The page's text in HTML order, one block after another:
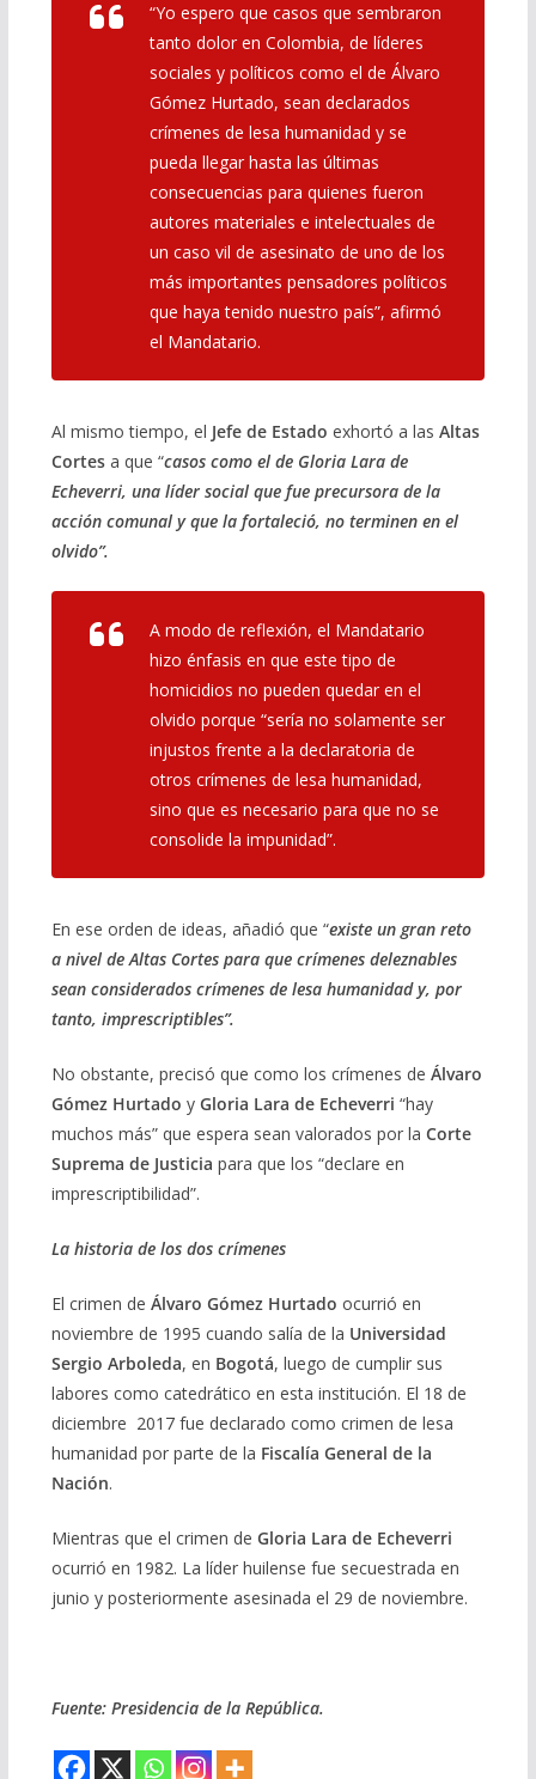
“Yo espero que casos que sembraron
tanto dolor en Colombia, de líderes
sociales y políticos como el de Álvaro
Gómez Hurtado, sean declarados
crímenes de lesa humanidad y se
pueda llegar hasta las últimas
consecuencias para quienes fueron
autores materiales e intelectuales de
un caso vil de asesinato de uno de los
más importantes pensadores políticos
que haya tenido nuestro país”, afirmó
el Mandatario.
Al mismo tiempo, el Jefe de Estado exhortó a las Altas
Cortesa que “casos como el de Gloria Lara de
Echeverri, una líder social que fue precursora de la
acción comunal y que la fortaleció, no terminen en el
olvido”.
A modo de reflexión, el Mandatario
hizo énfasis en que este tipo de
homicidios no pueden quedar en el
olvido porque “sería no solamente ser
injustos frente a la declaratoria de
otros crímenes de lesa humanidad,
sino que es necesario para que no se
consolide la impunidad”.
En ese orden de ideas, añadió que “existe un gran reto
a nivel de Altas Cortes para que crímenes deleznables
sean considerados crímenes de lesa humanidad y, por
tanto, imprescriptibles”.
No obstante, precisó que como los crímenes de Álvaro
Gómez Hurtado y Gloria Lara de Echeverri “hay
muchos más” que espera sean valorados por la Corte
Suprema de Justicia para que los “declare en
imprescriptibilidad”.
La historia de los dos crímenes
El crimen de Álvaro Gómez Hurtado ocurrió en
noviembre de 1995 cuando salía de la Universidad
Sergio Arboleda, en Bogotá, luego de cumplir sus
labores como catedrático en esta institución. El 18 de
diciembre 2017 fue declarado como crimen de lesa
humanidad por parte de la Fiscalía General de la
Nación.
Mientras que el crimen de Gloria Lara de Echeverri
ocurrió en 1982. La líder huilense fue secuestrada en
junio y posteriormente asesinada el 29 de noviembre.
Fuente: Presidencia de la República.